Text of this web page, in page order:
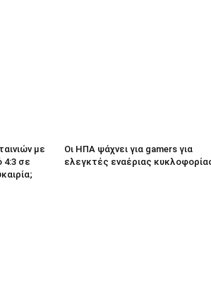
με
4:3 σε
Οι ΗΠΑ ψάχνει για gamers για
ελεγκτές εναέριας